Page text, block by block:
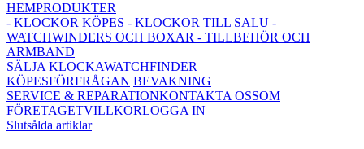
HEMPRODUKTER
- KLOCKOR KÖPES - KLOCKOR TILL SALU -
WATCHWINDERS OCH BOXAR - TILLBEHÖR OCH
ARMBAND
SÄLJA KLOCKAWATCHFINDER
KÖPESFÖRFRÅGAN BEVAKNING
SERVICE & REPARATIONKONTAKTA OSSOM
FÖRETAGETVILLKORLOGGA IN
Slutsålda artiklar